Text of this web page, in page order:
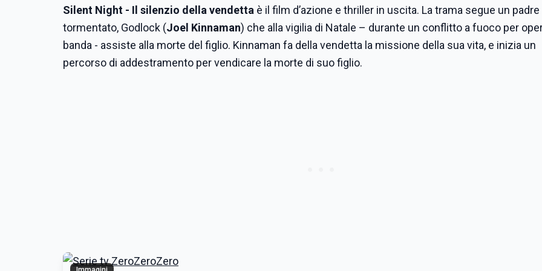
Silent Night - Il silenzio della vendetta è il film d’azione e thriller in uscita. La trama segue un padre
tormentato, Godlock (Joel Kinnaman) che alla vigilia di Natale – durante un conflitto a fuoco per
banda - assiste alla morte del figlio. Kinnaman fa della vendetta la missione della sua vita, e inizia un
percorso di addestramento per vendicare la morte di suo figlio.